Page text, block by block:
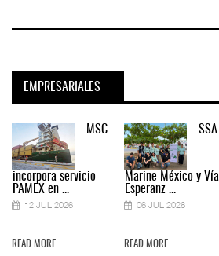
EMPRESARIALES
MSC
incorpora servicio
PAMEX en ...
12 JUL 2026
READ MORE
SSA
Marine México y Vía
Esperanz ...
06 JUL 2026
READ MORE